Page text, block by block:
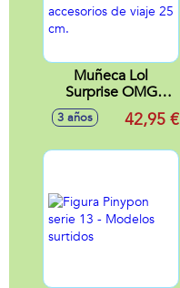
Muñeca Lol
Surprise OMG
Travel Sunset con
accesorios de viaje
3 años 42,95 €